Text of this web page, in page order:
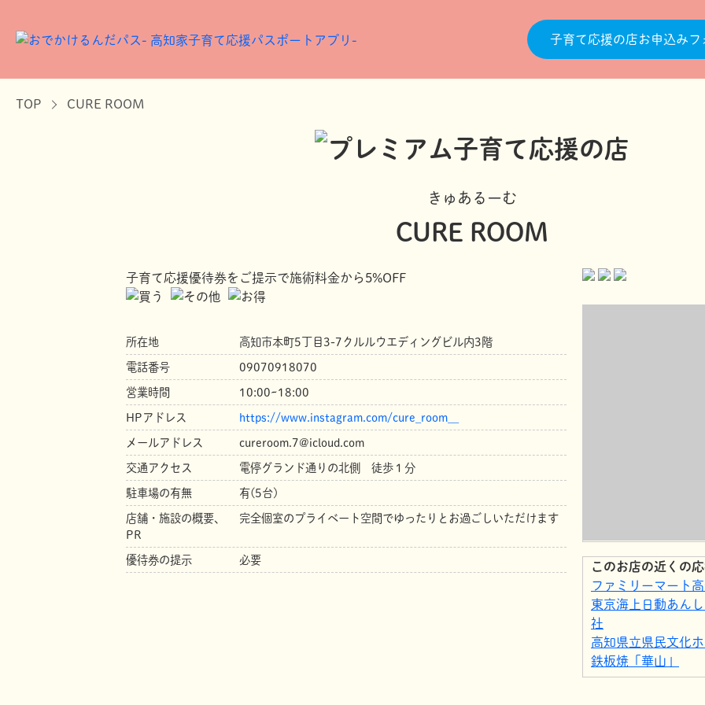
子育て応援の店お申込みフ
TOP CURE ROOM
きゅあるーむ
CURE ROOM
子育て応援優待券をご提示で施術料金から5%OFF
所在地 高知市本町5丁目3-7クルルウエディングビル内3階
電話番号 09070918070
営業時間 10:00~18:00
HPアドレス https://www.instagram.com/cure_room__
メールアドレス cureroom.7@icloud.com
交通アクセス 電停グランド通りの北側 徒歩１分
駐車場の有無 有(5台)
店舗・施設の概要、
PR
完全個室のプライベート空間でゆったりとお過ごしいただけます
優待券の提示 必要
このお店の近くの
ファミリーマート
東京海上日動あん
社
高知県立県民文化
鉄板焼「華山」
中国料理「マンダ